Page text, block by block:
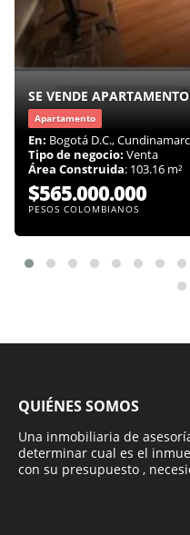
SE VENDE
Apartamento
En: Bogotá D.C.,
Tipo de negocio: Venta
Área Construida: 103.16 m²
$565.000.000
PESOS COLOMBIANOS
QUIÉNES SOMOS
Una inmobiliaria de
determinar cual es el
con su presupuesto ,